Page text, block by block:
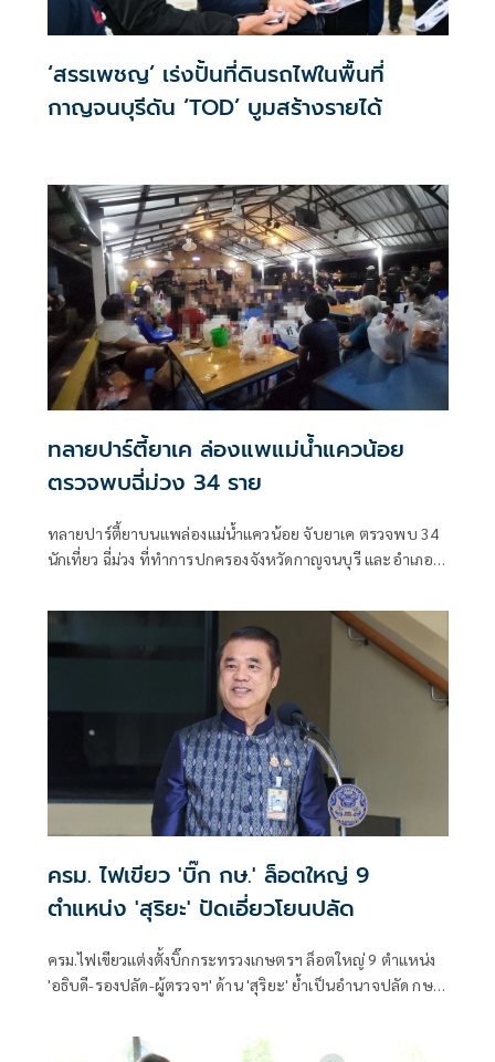
‘สรรเพชญ’ เร่งปั้นที่ดินรถไฟในพื้นที่
กาญจนบุรีดัน ‘TOD’ บูมสร้างรายได้
ทลายปาร์ตี้ยาเค ล่องแพแม่น้ำแควน้อย
ตรวจพบฉี่ม่วง 34 ราย
ทลายปาร์ตี้ยาบนแพล่องแม่น้ำแควน้อย จับยาเค ตรวจพบ 34
นักเที่ยว ฉี่ม่วง ที่ทำการปกครองจังหวัดกาญจนบุรี และอําเภอ
ยาเสพติด
ครม. ไฟเขียว 'บิ๊ก กษ.' ล็อตใหญ่ 9
ตำแหน่ง 'สุริยะ' ปัดเอี่ยวโยนปลัด
ครม.ไฟเขียวแต่งตั้งบิ๊กกระทรวงเกษตรฯ ล็อตใหญ่ 9 ตำแหน่ง
'อธิบดี-รองปลัด-ผู้ตรวจฯ' ด้าน 'สุริยะ' ย้ำเป็นอำนาจปลัด กษ.